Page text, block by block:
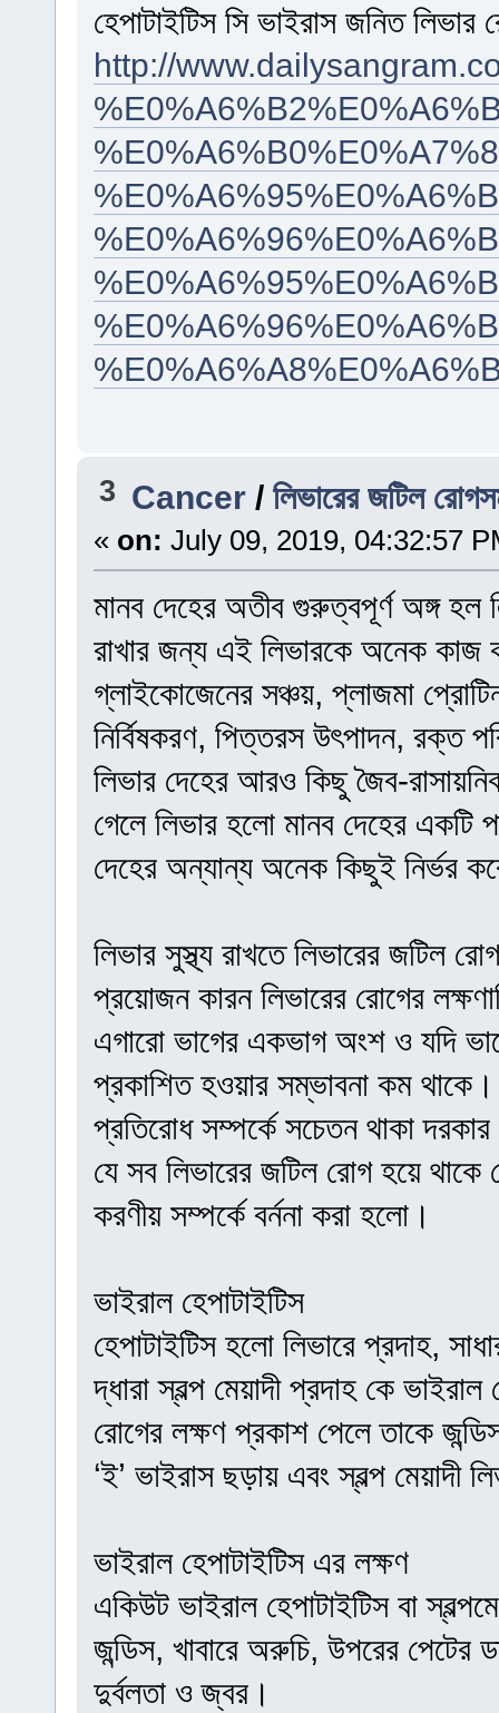
হেপাটাইটিস সি ভাইরাস জনিত
http://
3 Cancer /লিভারের জটিল
« on: July 09, 2019, 04:32:57
মানব দেহের অতীব গুরুত্বপূর্ণ অঙ্গ হল
রাখার জন্য এই লিভারকে অনেক
গ্লাইকোজেনের সঞ্চয়, প্লাজমা
নির্বিষকরণ, পিত্তরস উৎপাদন, রক্ত
লিভার দেহের আরও কিছু জৈব-
গেলে লিভার হলো মানব দেহের একটি
দেহের অন্যান্য অনেক কিছুই নির্ভর
লিভার সুস্থ্য রাখতে লিভারের জটিল
প্রয়োজন কারন লিভারের রোগের
এগারো ভাগের একভাগ অংশ ও যদি
প্রকাশিত হওয়ার সম্ভাবনা কম
প্রতিরোধ সম্পর্কে সচেতন থাকা
যে সব লিভারের জটিল রোগ হয়ে
করণীয় সম্পর্কে বর্ননা করা হলো।
ভাইরাল হেপাটাইটিস
হেপাটাইটিস হলো লিভারে প্রদাহ,
দ্ধারা স্বল্প মেয়াদী প্রদাহ কে
রোগের লক্ষণ প্রকাশ পেলে তাকে
‘ই’ ভাইরাস ছড়ায় এবং স্বল্প মেয়াদী
ভাইরাল হেপাটাইটিস এর লক্ষণ
একিউট ভাইরাল হেপাটাইটিস বা
জন্ডিস, খাবারে অরুচি, উপরের পেটের
দুর্বলতা ও জ্বর।